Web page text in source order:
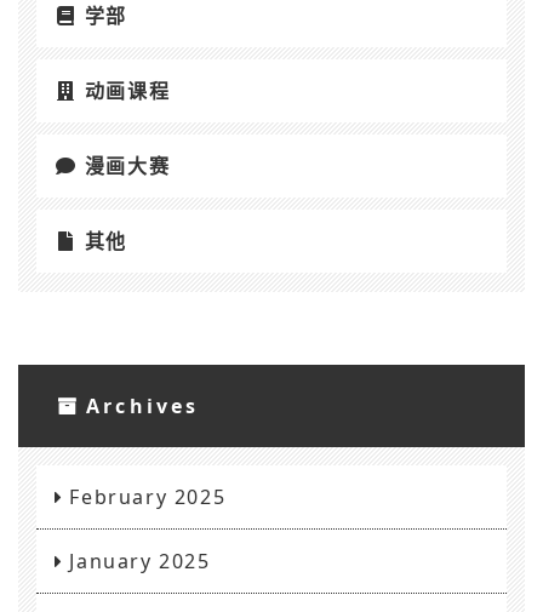
学部
动画课程
漫画大赛
其他
Archives
February 2025
January 2025